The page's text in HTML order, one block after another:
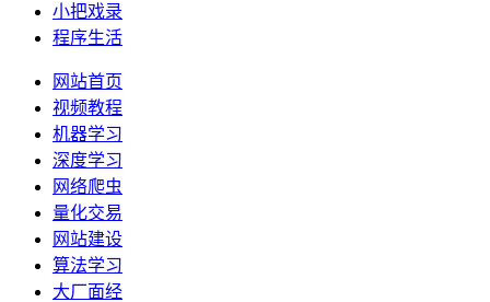
小把戏录
程序生活
网站首页
视频教程
机器学习
深度学习
网络爬虫
量化交易
网站建设
算法学习
大厂面经